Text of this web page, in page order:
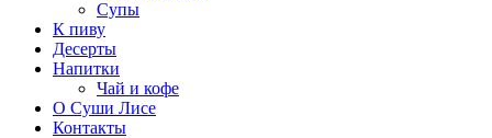
Супы
К пиву
Десерты
Напитки
Чай и кофе
О Суши Лисе
Контакты